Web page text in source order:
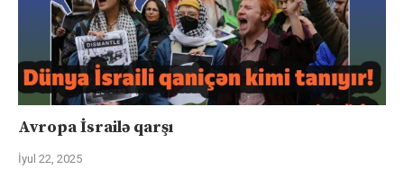
Avropa İsrailə qarşı
İyul 22, 2025